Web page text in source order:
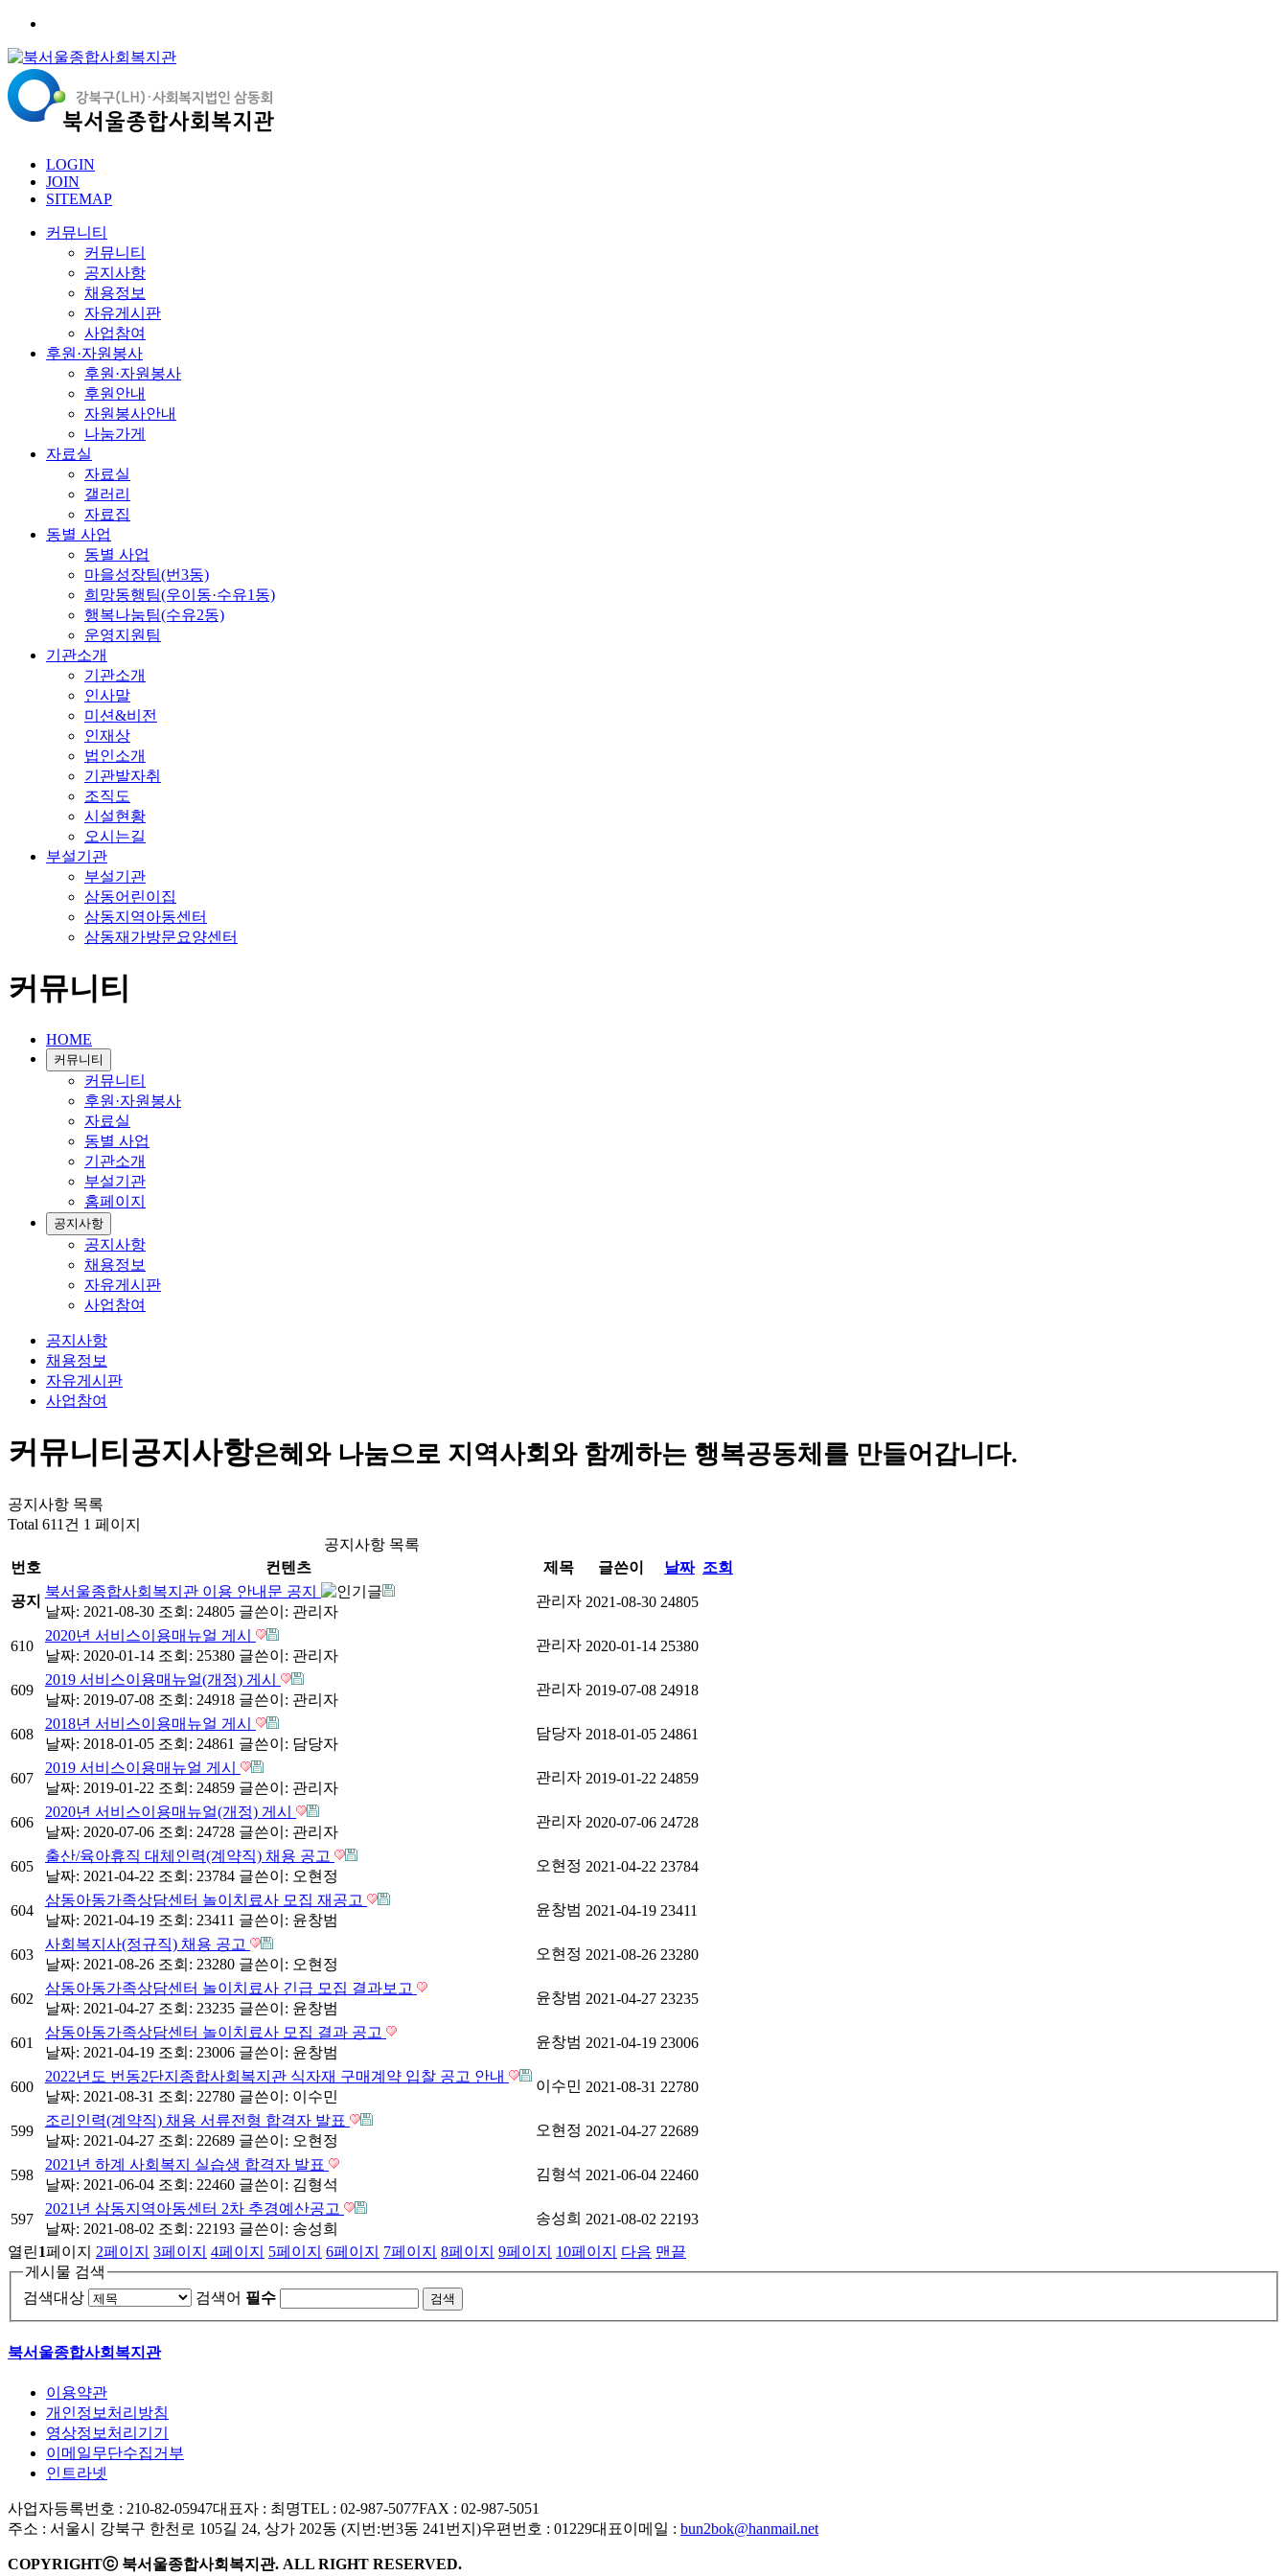
LOGIN
JOIN
SITEMAP
커뮤니티
커뮤니티
공지사항
채용정보
자유게시판
사업참여
후원·자원봉사
후원·자원봉사
후원안내
자원봉사안내
나눔가게
자료실
자료실
갤러리
자료집
동별 사업
동별 사업
마을성장팀(번3동)
희망동행팀(우이동·수유1동)
행복나눔팀(수유2동)
운영지원팀
기관소개
기관소개
인사말
미션&비전
인재상
법인소개
기관발자취
조직도
시설현황
오시는길
부설기관
부설기관
삼동어린이집
삼동지역아동센터
삼동재가방문요양센터
커뮤니티
HOME
커뮤니티
커뮤니티
후원·자원봉사
자료실
동별 사업
기관소개
부설기관
홈페이지
공지사항
공지사항
채용정보
자유게시판
사업참여
공지사항
채용정보
자유게시판
사업참여
커뮤니티공지사항은혜와 나눔으로 지역사회와 함께하는 행복공동체를 만들어갑니다.
공지사항 목록
Total 611건 1 페이지
공지사항 목록
번호
컨텐츠 제목 글쓴이 날짜 조회
공지
북서울종합사회복지관 이용 안내문 공지
날짜: 2021-08-30 조회: 24805 글쓴이: 관리자
관리자 2021-08-30 24805
610
2020년 서비스이용매뉴얼 게시
날짜: 2020-01-14 조회: 25380 글쓴이: 관리자
관리자 2020-01-14 25380
609
2019 서비스이용매뉴얼(개정) 게시
날짜: 2019-07-08 조회: 24918 글쓴이: 관리자
관리자 2019-07-08 24918
608
2018년 서비스이용매뉴얼 게시
날짜: 2018-01-05 조회: 24861 글쓴이: 담당자
담당자 2018-01-05 24861
607
2019 서비스이용매뉴얼 게시
날짜: 2019-01-22 조회: 24859 글쓴이: 관리자
관리자 2019-01-22 24859
606
2020년 서비스이용매뉴얼(개정) 게시
날짜: 2020-07-06 조회: 24728 글쓴이: 관리자
관리자 2020-07-06 24728
605
출산/육아휴직 대체인력(계약직) 채용 공고
날짜: 2021-04-22 조회: 23784 글쓴이: 오현정
오현정 2021-04-22 23784
604
삼동아동가족상담센터 놀이치료사 모집 재공고
날짜: 2021-04-19 조회: 23411 글쓴이: 윤창범
윤창범 2021-04-19 23411
603
사회복지사(정규직) 채용 공고
날짜: 2021-08-26 조회: 23280 글쓴이: 오현정
오현정 2021-08-26 23280
602
삼동아동가족상담센터 놀이치료사 긴급 모집 결과보고
날짜: 2021-04-27 조회: 23235 글쓴이: 윤창범
윤창범 2021-04-27 23235
601
삼동아동가족상담센터 놀이치료사 모집 결과 공고
날짜: 2021-04-19 조회: 23006 글쓴이: 윤창범
윤창범 2021-04-19 23006
600
2022년도 번동2단지종합사회복지관 식자재 구매계약 입찰 공고 안내
날짜: 2021-08-31 조회: 22780 글쓴이: 이수민
이수민 2021-08-31 22780
599
조리인력(계약직) 채용 서류전형 합격자 발표
날짜: 2021-04-27 조회: 22689 글쓴이: 오현정
오현정 2021-04-27 22689
598
2021년 하계 사회복지 실습생 합격자 발표
날짜: 2021-06-04 조회: 22460 글쓴이: 김형석
김형석 2021-06-04 22460
597
2021년 삼동지역아동센터 2차 추경예산공고
날짜: 2021-08-02 조회: 22193 글쓴이: 송성희
송성희 2021-08-02 22193
열린1페이지 2페이지 3페이지 4페이지 5페이지 6페이지 7페이지 8페이지 9페이지 10페이지 다음 맨끝
게시물 검색
검색대상
검색어 필수
북서울종합사회복지관
이용약관
개인정보처리방침
영상정보처리기기
이메일무단수집거부
인트라넷
사업자등록번호 : 210-82-05947대표자 : 최명TEL : 02-987-5077FAX : 02-987-5051
주소 : 서울시 강북구 한천로 105길 24, 상가 202동 (지번:번3동 241번지)우편번호 : 01229대표이메일 : bun2bok@hanmail.net
COPYRIGHTⓒ 북서울종합사회복지관. ALL RIGHT RESERVED.